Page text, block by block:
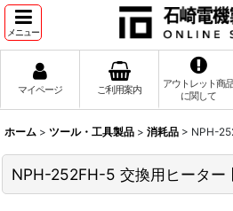
メニュー
マイページ ご利用案内
アウトレット商
に関して
ホーム > ツール・工具製品 > 消耗品 > NPH-
NPH-252FH-5 交換用ヒーター